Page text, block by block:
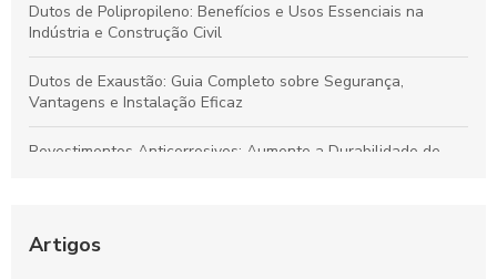
Dutos de Polipropileno: Benefícios e Usos Essenciais na
Indústria e Construção Civil
Dutos de Exaustão: Guia Completo sobre Segurança,
Vantagens e Instalação Eficaz
Revestimentos Anticorrosivos: Aumente a Durabilidade de
Fluidos e Relevância Industrial
Artigos